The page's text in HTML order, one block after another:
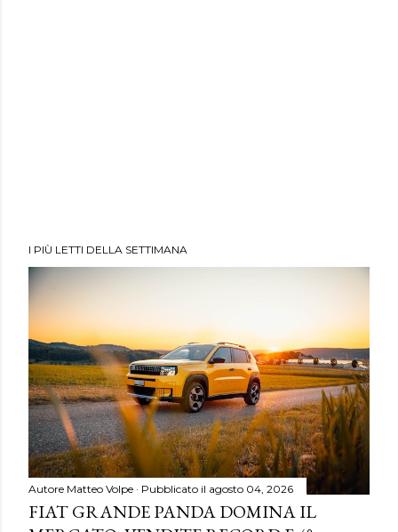
I PIÙ LETTI DELLA SETTIMANA
Autore Matteo Volpe Pubblicato il agosto 04, 2026
FIAT GRANDE PANDA DOMINA IL